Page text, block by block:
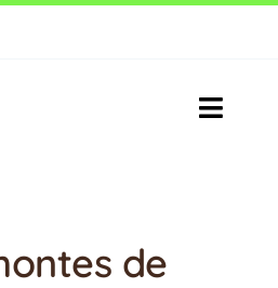
Toggle
ACTIVIDADES
de